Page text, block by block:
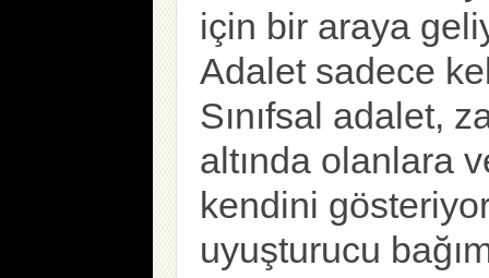
için bir araya
Adalet sadece
Sınıfsal adalet,
altında olanlara
kendini
uyuşturucu